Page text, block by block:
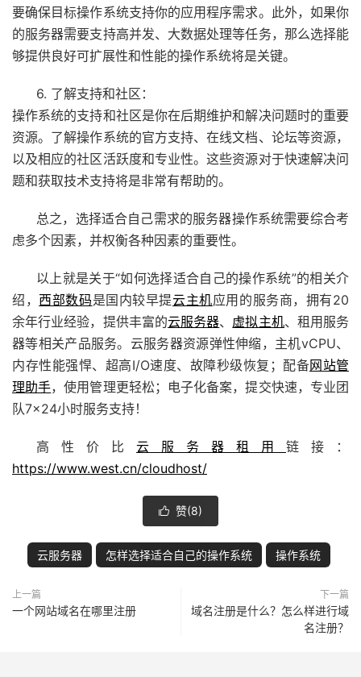
要确保目标操作系统支持你的应用程序需求。此外，如果你
的服务器需要支持高并发、大数据处理等任务，那么选择能
够提供良好可扩展性和性能的操作系统将是关键。
6. 了解支持和社区：
操作系统的支持和社区是你在后期维护和解决问题时的重要
资源。了解操作系统的官方支持、在线文档、论坛等资源，
以及相应的社区活跃度和专业性。这些资源对于快速解决问
题和获取技术支持将是非常有帮助的。
总之，选择适合自己需求的服务器操作系统需要综合考
虑多个因素，并权衡各种因素的重要性。
以上就是关于“如何选择适合自己的操作系统”的相关介
绍， 西部数码是国内较早提云主机应用的服务商，拥有20
余年行业经验，提供丰富的云服务器、 虚拟主机、租用服务
器等相关产品服务。 云服务器资源弹性伸缩，主机vCPU、
内存性能强悍、超高I/O速度、故障秒级恢复；配备网站管
理助手，使用管理更轻松；电子化备案，提交快速，专业团
队7×24小时服务支持！
高性价比 云服务器租用 链接：
https://www.west.cn/cloudhost/
 赞(8)
云服务器 怎样选择适合自己的操作系统 操作系统
上一篇
一个网站域名在哪里注册
下一篇
域名注册是什么？怎么样进行域
名注册？